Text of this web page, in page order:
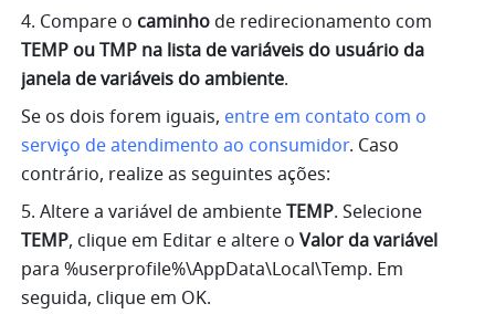
4. Compare o caminho de redirecionamento com
TEMP ou TMP na lista de variáveis do usuário da
janela de variáveis do ambiente.
Se os dois forem iguais, entre em contato com o
serviço de atendimento ao consumidor. Caso
contrário, realize as seguintes ações:
5. Altere a variável de ambiente TEMP
TEMP, clique em Editar e altere o Valor da variável
para %userprofile%\AppData\Local\Temp. Em
seguida, clique em OK.